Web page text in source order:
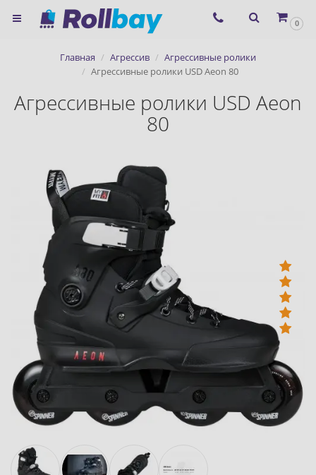
0
Главная Агрессив
Агрессивные ролики
Агрессивные ролики USD Aeon 80
Агрессивные ролики USD Aeon
80
×
сервиса ЯНДЕКС.МЕТРИКА и
файлов cookie